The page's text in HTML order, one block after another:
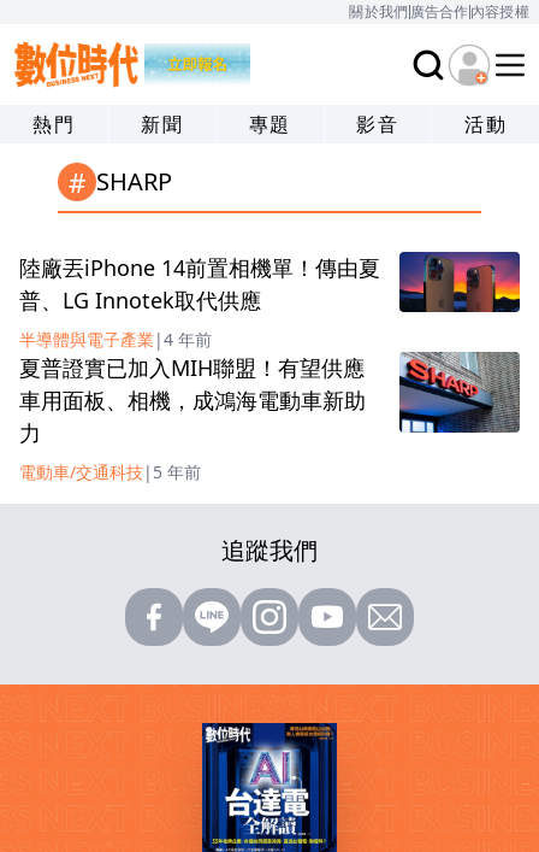
關於我們廣告合作內容授權
熱門 新聞 專題 影音 活動
# SHARP
陸廠丟iPhone 14前置相機單！傳由夏
普、LG Innotek取代供應
半導體與電子產業|4 年前
夏普證實已加入MIH聯盟！有望供應
車用面板、相機，成鴻海電動車新助
力
電動車/交通科技| 5 年前
追蹤我們